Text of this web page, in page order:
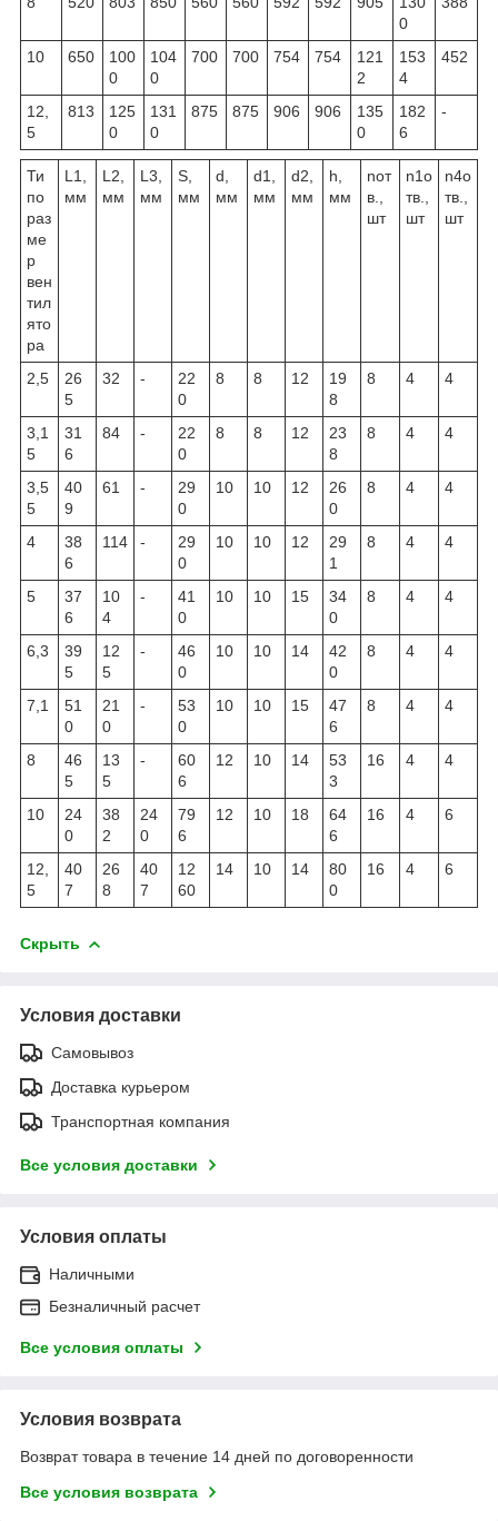
0
10 650
100
0
104
0
700 700 754 754
121
2
153
4
452
12,
5
813
125
0
131
0
875 875 906 906
135
0
182
6
-
Ти
по
раз
ме
р
вен
тил
ято
ра
L1,
мм
L2,
мм
L3,
мм
S,
мм
d,
мм
d1,
мм
d2,
мм
h,
мм
nот
в.,
шт
n1о
тв.,
шт
n4о
тв.,
шт
2,5
26
5
32 -
22
0
8 8 12
19
8
8 4 4
3,1
5
31
6
84 -
22
0
8 8 12
23
8
8 4 4
3,5
5
40
9
61 -
29
0
10 10 12
26
0
8 4 4
4
38
6
114 -
29
0
10 10 12
29
1
8 4 4
5
37
6
10
4
-
41
0
10 10 15
34
0
8 4 4
6,3
39
5
12
5
-
46
0
10 10 14
42
0
8 4 4
7,1
51
0
21
0
-
53
0
10 10 15
47
6
8 4 4
8
46
5
13
5
-
60
6
12 10 14
53
3
16 4 4
10
24
0
38
2
24
0
79
6
12 10 18
64
6
16 4 6
12,
5
40
7
26
8
40
7
12
60
14 10 14
80
0
16 4 6
Скрыть
Условия доставки
Самовывоз
Доставка курьером
Транспортная компания
Все условия доставки
Условия оплаты
Наличными
Безналичный расчет
Все условия оплаты
Условия возврата
Возврат товара в течение 14 дней по договоренности
Все условия возврата